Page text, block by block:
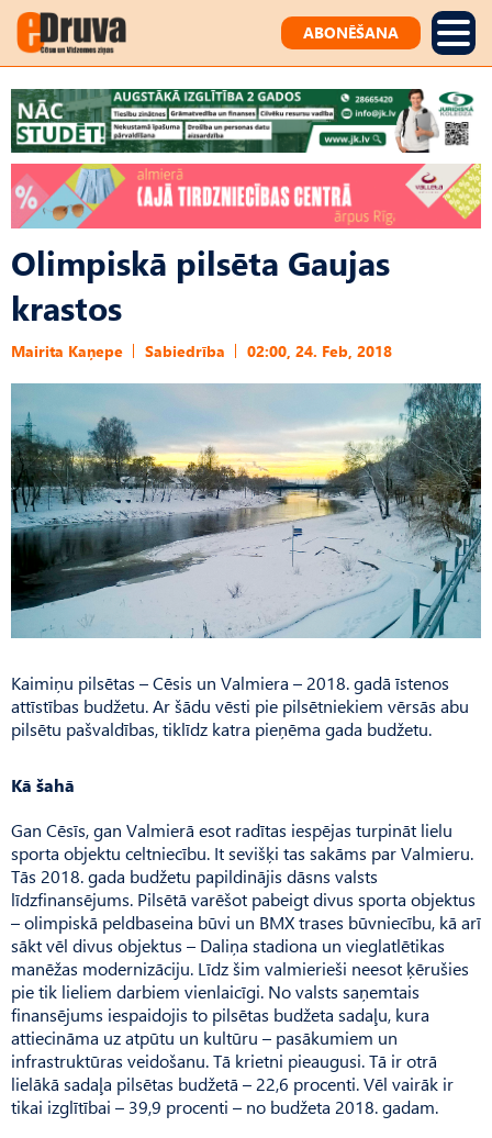
ABONĒŠANA
Olimpiskā pilsēta Gaujas
krastos
Mairita Kaņepe Sabiedrība 02:00, 24. Feb, 2018
Kaimiņu pilsētas – Cēsis un Valmiera – 2018. gadā īstenos
attīstības budžetu. Ar šādu vēsti pie pilsētniekiem vērsās abu
pilsētu pašvaldības, tiklīdz katra pieņēma gada budžetu.
Kā šahā
Gan Cēsīs, gan Valmierā esot radītas iespējas turpināt lielu
sporta objektu celtniecību. It sevišķi tas sakāms par Valmieru.
Tās 2018. gada budžetu papildinājis dāsns valsts
līdzfinansējums. Pilsētā varēšot pabeigt divus sporta objektus
– olimpiskā peldbaseina būvi un BMX trases būvniecību, kā arī
sākt vēl divus objektus – Daliņa stadiona un vieglatlētikas
manēžas modernizāciju. Līdz šim valmierieši neesot ķērušies
pie tik lieliem darbiem vienlaicīgi. No valsts saņemtais
finansējums iespaidojis to pilsētas budžeta sadaļu, kura
attiecināma uz atpūtu un kultūru – pasākumiem un
infrastruktūras veidošanu. Tā krietni pieaugusi. Tā ir otrā
lielākā sadaļa pilsētas budžetā – 22,6 procenti. Vēl vairāk ir
tikai izglītībai – 39,9 procenti – no budžeta 2018. gadam.